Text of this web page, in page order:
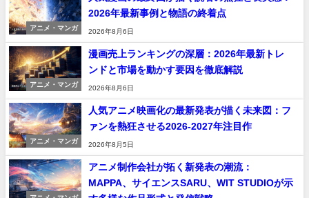
アニメ・マンガ
2026年最新事例と物語の終着点
2026年8月6日
アニメ・マンガ
漫画売上ランキングの深層：2026年最新トレ
ンドと市場を動かす要因を徹底解説
2026年8月6日
アニメ・マンガ
人気アニメ映画化の最新発表が描く未来図：フ
ァンを熱狂させる2026-2027年注目作
2026年8月5日
アニメ制作会社が拓く新発表の潮流：
MAPPA、サイエンスSARU、WIT STUDIOが示